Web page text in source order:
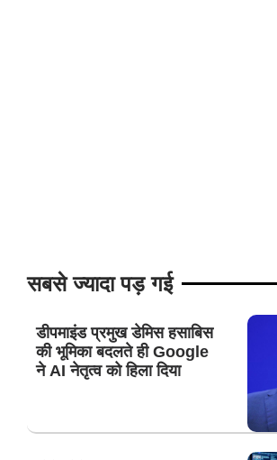
सबसे ज्यादा पड़ गई
डीपमाइंड प्रमुख डेमिस हसाबिस
की भूमिका बदलते ही Google
ने AI नेतृत्व को हिला दिया